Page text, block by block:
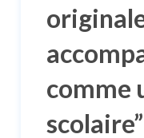
comme
scolaire”